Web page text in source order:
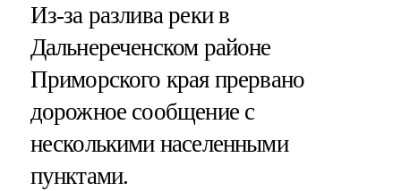
Из-за разлива реки в
Дальнереченском районе
Приморского края прервано
дорожное сообщение с
несколькими населенными
пунктами.